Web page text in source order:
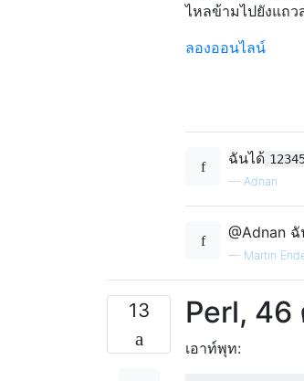
ไหลข้ามไปยังแถว
ลองออนไลน์
ฉันได้
— Adnan
@Adnan
— Martin
13 Perl, 46
เอาท์พุท: